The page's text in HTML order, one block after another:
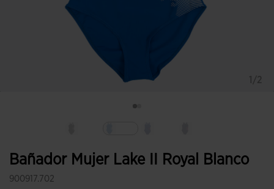
Bañador Mujer Lake II Royal Blanco
900917.702